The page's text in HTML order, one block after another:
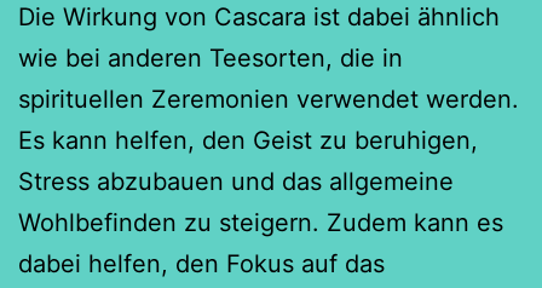
Die Wirkung von Cascara ist dabei ähnlich
wie bei anderen Teesorten, die in
spirituellen Zeremonien verwendet werden.
Es kann helfen, den Geist zu beruhigen,
Stress abzubauen und das allgemeine
Wohlbefinden zu steigern. Zudem kann es
dabei helfen, den Fokus auf das